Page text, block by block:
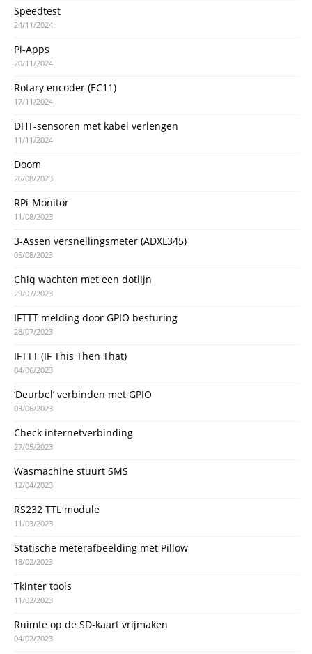
Speedtest
24/11/2024
Pi-Apps
20/11/2024
Rotary encoder (EC11)
17/11/2024
DHT-sensoren met kabel verlengen
11/11/2024
Doom
26/08/2023
RPi-Monitor
11/08/2023
3-Assen versnellingsmeter (ADXL345)
05/08/2023
Chiq wachten met een dotlijn
29/07/2023
IFTTT melding door GPIO besturing
28/07/2023
IFTTT (IF This Then That)
04/06/2023
‘Deurbel’ verbinden met GPIO
03/06/2023
Check internetverbinding
27/05/2023
Wasmachine stuurt SMS
12/04/2023
RS232 TTL module
11/03/2023
Statische meterafbeelding met Pillow
18/02/2023
Tkinter tools
11/02/2023
Ruimte op de SD-kaart vrijmaken
04/02/2023